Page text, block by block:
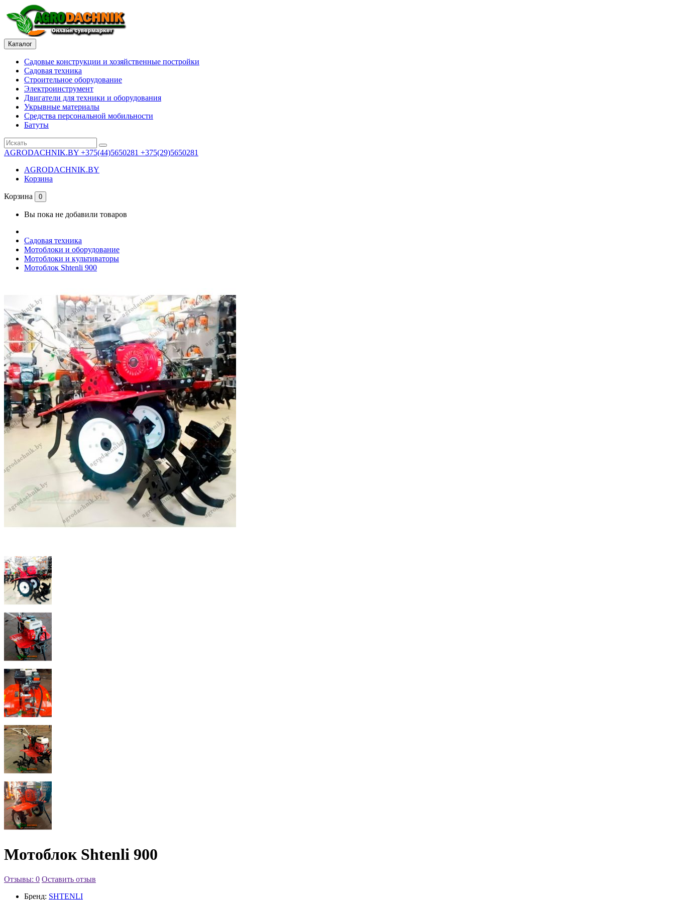
Каталог
Садовые конструкции и хозяйственные постройки
Садовая техника
Строительное оборудование
Электроинструмент
Двигатели для техники и оборудования
Укрывные материалы
Средства персональной мобильности
Батуты
AGRODACHNIK.BY +375(44)5650281 +375(29)5650281
AGRODACHNIK.BY
Корзина
Корзина 0
Вы пока не добавили товаров
Садовая техника
Мотоблоки и оборудование
Мотоблоки и культиваторы
Мотоблок Shtenli 900
Мотоблок Shtenli 900
Отзывы: 0 Оставить отзыв
Бренд: SHTENLI